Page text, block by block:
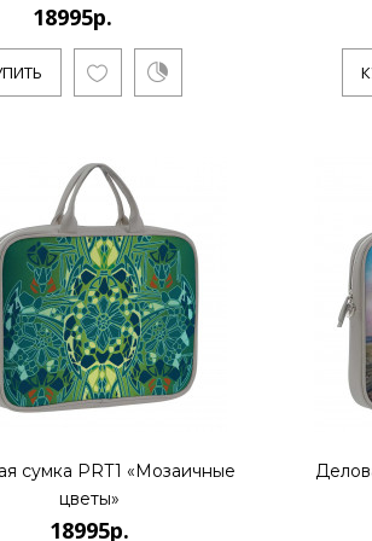
Санкт-
18995р.
18995р.
сумка PRT1 «Мозаичные
цветы»
18995р.